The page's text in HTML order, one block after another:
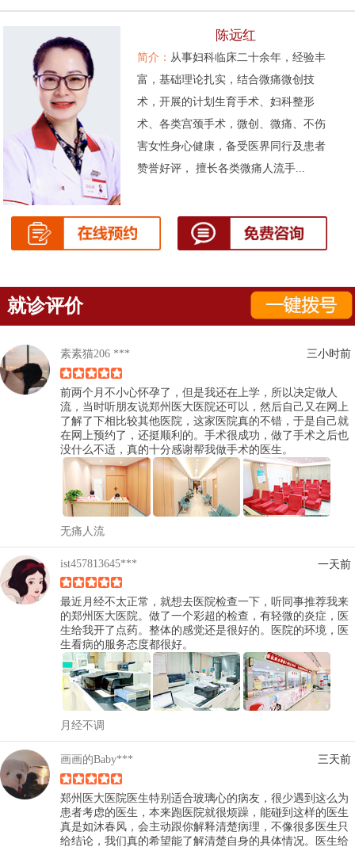
陈远红
简介： 从事妇科临床二十余年，经验丰
富，基础理论扎实，结合微痛微创技
术，开展的计划生育手术、妇科整形
术、各类宫颈手术，微创、微痛、不伤
害女性身心健康，备受医界同行及患者
赞誉好评， 擅长各类微痛人流手...
就诊评价
素素猫206 *** 三小时前
前两个月不小心怀孕了，但是我还在上学，所以决定做人
流，当时听朋友说郑州医大医院还可以，然后自己又在网上
了解了下相比较其他医院，这家医院真的不错，于是自己就
在网上预约了，还挺顺利的。手术很成功，做了手术之后也
没什么不适，真的十分感谢帮我做手术的医生。
无痛人流
ist457813645*** 一天前
最近月经不太正常，就想去医院检查一下，听同事推荐我来
的郑州医大医院。做了一个彩超的检查，有轻微的炎症，医
生给我开了点药。整体的感觉还是很好的。医院的环境，医
生看病的服务态度都很好。
月经不调
画画的Baby*** 三天前
郑州医大医院医生特别适合玻璃心的病友，很少遇到这么为
患者考虑的医生，本来跑医院就很烦躁，能碰到这样的医生
真是如沐春风，会主动跟你解释清楚病理，不像很多医生只
给结论，我们真的希望能了解清楚自身的具体情况。医生给